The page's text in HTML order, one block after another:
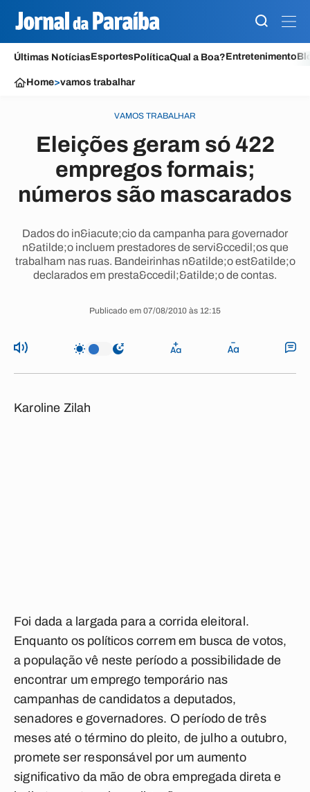
Últimas NotíciasEsportesPolíticaQual a Boa?Entretenimento
Home>vamos trabalhar
VAMOS TRABALHAR
Eleições geram só 422
empregos formais;
números são mascarados
Dados do in&iacute;cio da campanha para governador
n&atilde;o incluem prestadores de servi&ccedil;os que
trabalham nas ruas. Bandeirinhas n&atilde;o est&atilde;o
declarados em presta&ccedil;&atilde;o de contas.
Publicado em 07/08/2010 às 12:15
Karoline Zilah
Foi dada a largada para a corrida eleitoral.
Enquanto os políticos correm em busca de votos,
a população vê neste período a possibilidade de
encontrar um emprego temporário nas
campanhas de candidatos a deputados,
senadores e governadores. O período de três
meses até o término do pleito, de julho a outubro,
promete ser responsável por um aumento
significativo da mão de obra empregada direta e